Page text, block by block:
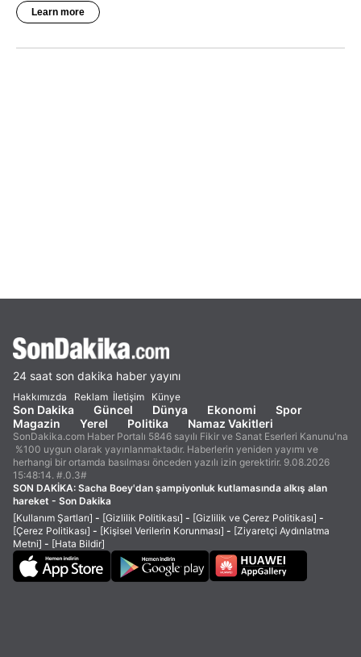
24 saat son dakika haber yayını
Hakkımızda Reklam İletişim Künye
Son Dakika Güncel Dünya Ekonomi
Spor
Magazin
Yerel Politika Namaz Vakitleri
SonDakika.com Haber Portalı 5846 sayılı Fikir ve Sanat Eserleri Kanunu'na
%100 uygun olarak yayınlanmaktadır. Haberlerin yeniden yayımı ve
herhangi bir ortamda basılması önceden yazılı izin gerektirir. 9.08.2026
15:48:14. #.0.3#
SON DAKİKA: Sacha Boey'dan şampiyonluk kutlamasında alkış alan
hareket - Son Dakika
[Kullanım Şartları] - [Gizlilik Politikası] - [Gizlilik ve Çerez Politikası] -
[Çerez Politikası] - [Kişisel Verilerin Korunması] - [Ziyaretçi Aydınlatma
Metni] - [Hata Bildir]